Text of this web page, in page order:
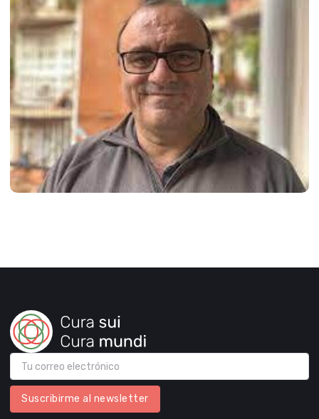
Suscribirme al newsletter